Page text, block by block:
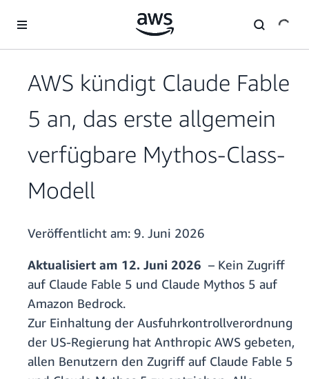
Überspringen zum Hauptinhalt
AWS kündigt Claude Fable
5 an, das erste allgemein
verfügbare Mythos-Class-
Modell
Veröffentlicht am: 9. Juni 2026
Aktualisiert am 12. Juni 2026 – Kein Zugriff
auf Claude Fable 5 und Claude Mythos 5 auf
Amazon Bedrock.
Zur Einhaltung der Ausfuhrkontrollverordnung
der US-Regierung hat Anthropic AWS gebeten,
allen Benutzern den Zugriff auf Claude Fable 5